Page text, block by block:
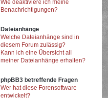
Wie deaktiviere ich meine
Benachrichtigungen?
Dateianhänge
Welche Dateianhänge sind in
diesem Forum zulässig?
Kann ich eine Übersicht all
meiner Dateianhänge erhalten?
phpBB3 betreffende Fragen
Wer hat diese Forensoftware
entwickelt?